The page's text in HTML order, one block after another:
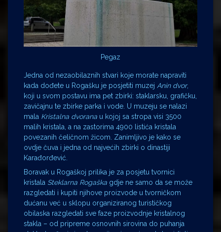
Pegaz
Jedna od nezaobilaznih stvari koje morate napraviti
kada dođete u Rogašku je posjetiti muzej Anin dvor,
koji u svom postavu ima pet zbirki: staklarsku, grafičku,
zavičajnu te zbirke parka i vode. U muzeju se nalazi
mala Kristalna dvorana u kojoj sa stropa visi 3500
malih kristala, a na zastorima 4900 listića kristala
povezanih čeličnom žicom. Zanimljivo je kako se
ovdje čuva i jedna od najvećih zbirki o dinastiji
Karađorđević.
Boravak u Rogaškoj prilika je za posjetu tvornici
kristala Steklarna Rogaška gdje ne samo da se može
razgledati i kupiti njihove proizvode u tvorničkom
dućanu već u sklopu organiziranog turističkog
obilaska razgledati sve faze proizvodnje kristalnog
stakla – od pripreme osnovnih sirovina do puhanja